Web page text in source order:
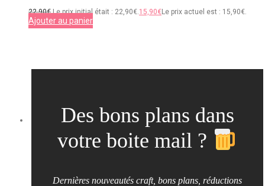
22,90€ Le prix initial était : 22,90€.15,90€Le prix actuel est : 15,90€.
Ajouter au panier
Des bons plans dans
votre boite mail ?
Dernières nouveautés craft, bons plans, réductions